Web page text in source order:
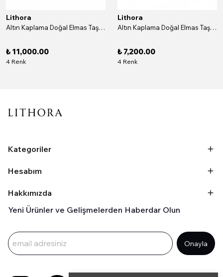
Lithora
Altın Kaplama Doğal Elmas Taşlı Dikdörtgen Gümüş Küpe
₺ 11,000.00
4 Renk
Lithora
Altın Kaplama Doğal Elmas Taşlı Yuvarlak Gümüş Küpe
₺ 7,200.00
4 Renk
Kategoriler
Hesabım
Hakkımızda
Yeni Ürünler ve Gelişmelerden Haberdar Olun
Onayla